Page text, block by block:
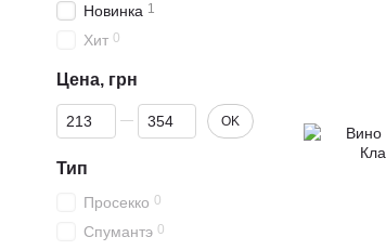
Новинка 1
Хит 0
Цена, грн
От Цена, грн
До Цена, грн OK
Тип
Просекко 0
Спумантэ 0